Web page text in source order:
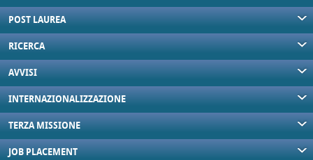
POST LAUREA
RICERCA
AVVISI
INTERNAZIONALIZZAZIONE
TERZA MISSIONE
JOB PLACEMENT